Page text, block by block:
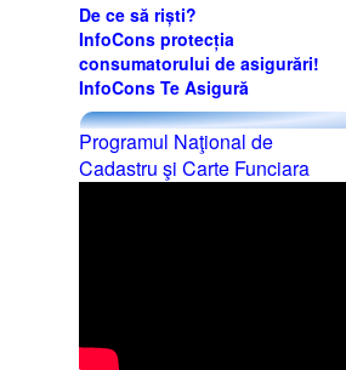
De ce să riști?
InfoCons protecția
consumatorului de asigurări!
InfoCons Te Asigură
Programul Naţional de
Cadastru şi Carte Funciara